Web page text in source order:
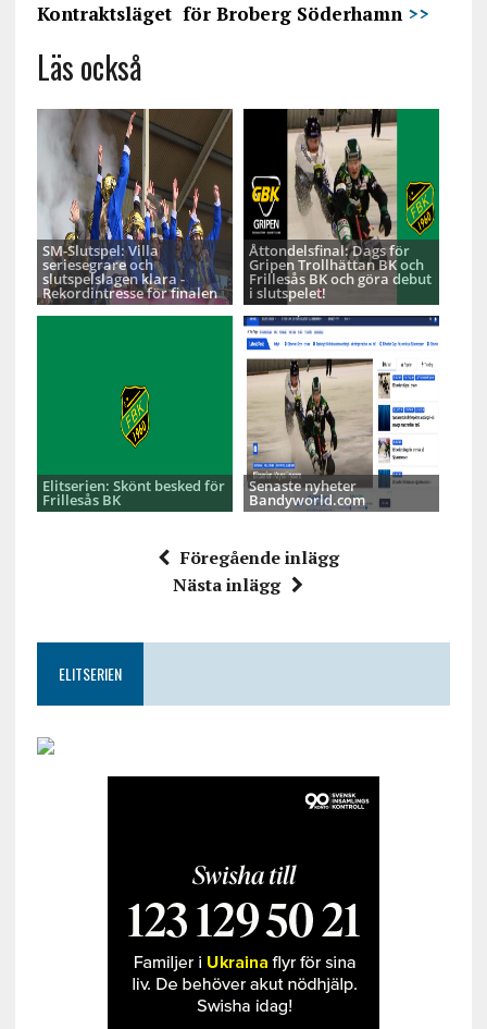
Kontraktsläget för Broberg Söderhamn >>
Läs också
SM-Slutspel: Villa
seriesegrare och
slutspelslagen klara -
Rekordintresse för finalen
Åttondelsfinal: Dags för
Gripen Trollhättan BK och
Frillesås BK och göra debut
i slutspelet!
Elitserien: Skönt besked för
Frillesås BK
Senaste nyheter
Bandyworld.com
Föregående inlägg
Nästa inlägg
ELITSERIEN